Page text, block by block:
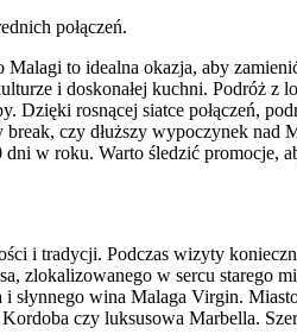
połączeń.
to idealna okazja, aby
i doskonałej kuchni. Podróż
Dzięki rosnącej siatce połączeń,
czy dłuższy wypoczynek
w roku. Warto śledzić promocje,
i tradycji. Podczas wizyty
zlokalizowanego w sercu starego
wina Malaga Virgin.
czy luksusowa Marbella.